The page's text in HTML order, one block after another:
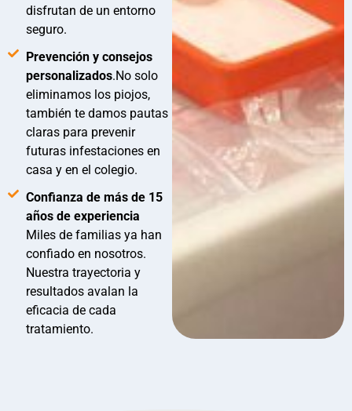
disfrutan de un entorno
seguro.
Prevención y consejos
personalizados.No solo
eliminamos los piojos,
también te damos pautas
claras para prevenir
futuras infestaciones en
casa y en el colegio.
Confianza de más de 15
años de experiencia
Miles de familias ya han
confiado en nosotros.
Nuestra trayectoria y
resultados avalan la
eficacia de cada
tratamiento.